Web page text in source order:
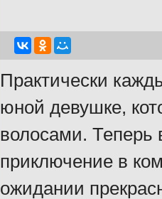
Практически
юной девушке,
волосами. Теперь
приключение в
ожидании